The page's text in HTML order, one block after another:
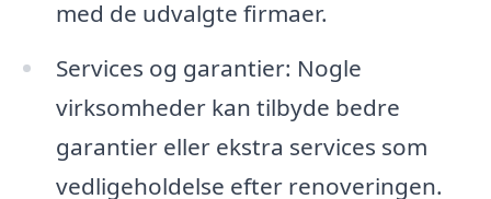
med de udvalgte firmaer.
Services og garantier: Nogle
virksomheder kan tilbyde bedre
garantier eller ekstra services som
vedligeholdelse efter renoveringen.